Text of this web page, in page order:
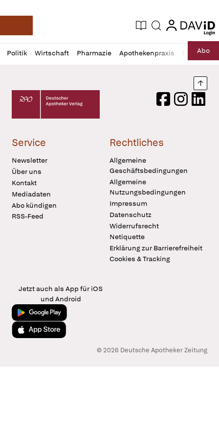
Deutsche Apotheker Zeitung
Aktuelle Ausgabe
Suche login
login
Politik Wirtschaft Pharmazie Apothekenpraxis RechtAbo
Profil
öffnen
Daz
Pur
Deutscher Apotheker Verlag Logo
FacebookInstagram
Service
Newsletter
Über uns
Kontakt
Mediadaten
Abo kündigen
RSS-Feed
Rechtliches
Allgemeine
Geschäftsbedingungen
Allgemeine
Nutzungsbedingungen
Impressum
Datenschutz
Widerrufsrecht
Netiquette
Erklärung zur Barrierefreiheit
Cookies & Tracking
Jetzt auch als App für iOS
und Android
Jetzt bei Google Play
Laden im App Store
© 2026 Deutsche Apotheker Zeitung